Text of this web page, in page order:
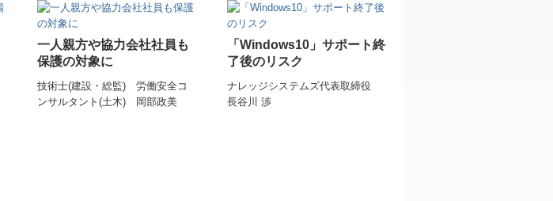
一人親方や協力会社社員も
保護の対象に
技術士(建設・総監) 労働安全コ
ンサルタント(土木) 岡部政美
「Windows10」サポート終
了後のリスク
ナレッジシステムズ代表取締役
長谷川 渉